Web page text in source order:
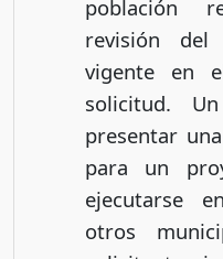
población
revisión del
vigente en
solicitud.
presentar
para un
ejecutarse
otros